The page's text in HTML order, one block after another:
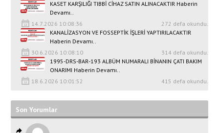
KASET KARŞILIĞI TIBBİ CİHAZ SATIN ALINACAKTIR Haberin
Devamı..
14.7.2026 10:08:36
272 defa okundu.
KANALİZASYON VE FOSSEPTİK İŞLERİ YAPTIRILACAKTIR
Haberin Devamı..
30.6.2026 10:08:10
314 defa okundu.
1995-DRS-BAR-193 ALBÜM NUMARALI BİNANIN ÇATI BAKIM
ONARIMI Haberin Devamı..
18.6.2026 10:01:52
415 defa okundu.
Son Yorumlar